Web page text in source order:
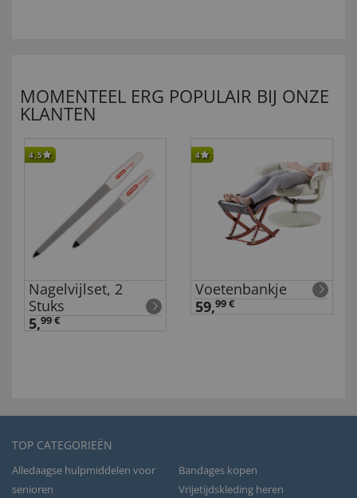
MOMENTEEL ERG POPULAIR BIJ ONZE
KLANTEN
4,5
Nagelvijlset, 2
Stuks
5,99 €
4
Voetenbankje
59,99 €
TOP CATEGORIEËN
Alledaagse hulpmiddelen voor
senioren
Bandages kopen
Vrijetijdskleding heren